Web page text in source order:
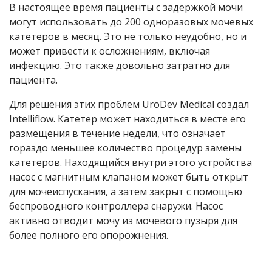
В настоящее время пациенты с задержкой мочи
могут использовать до 200 одноразовых мочевых
катетеров в месяц. Это не только неудобно, но и
может привести к осложнениям, включая
инфекцию. Это также довольно затратно для
пациента.
Для решения этих проблем UroDev Medical создал
Intelliflow. Катетер может находиться в месте его
размещения в течение недели, что означает
гораздо меньшее количество процедур замены
катетеров. Находящийся внутри этого устройства
насос с магнитным клапаном может быть открыт
для мочеиспускания, а затем закрыт с помощью
беспроводного контроллера снаружи. Насос
активно отводит мочу из мочевого пузыря для
более полного его опорожнения.